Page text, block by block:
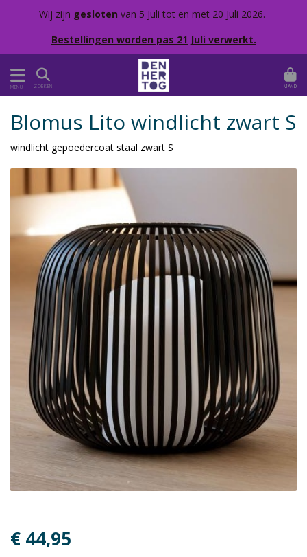
Wij zijn gesloten van 5 Juli tot en met 20 Juli 2026.
Bestellingen worden pas 21 Juli verwerkt.
MENU ZOEKEN MAND
Blomus Lito windlicht zwart S
windlicht gepoedercoat staal zwart S
€ 44,95